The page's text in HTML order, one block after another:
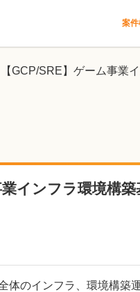
案
【GCP/SRE】ゲーム事業
業インフラ環境構
体のインフラ、環境構築